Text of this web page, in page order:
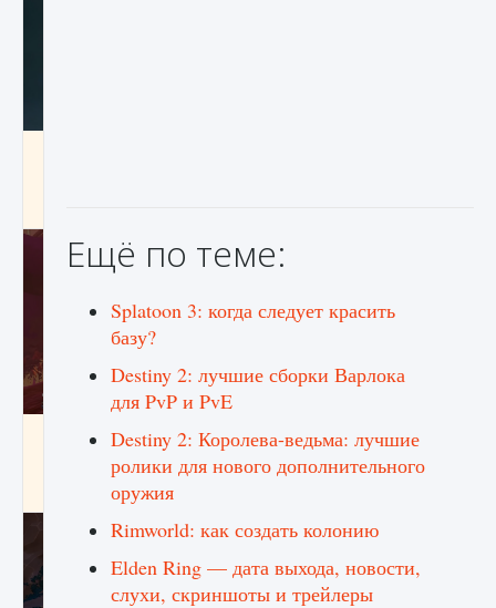
Как приручить существ джунглей Нари в
игре Creatures of Ava
9 августа 2024
Ещё по теме:
Splatoon 3: когда следует красить
базу?
Destiny 2: лучшие сборки Варлока
для PvP и PvE
Destiny 2: Королева-ведьма: лучшие
ролики для нового дополнительного
оружия
Rimworld: как создать колонию
Elden Ring — дата выхода, новости,
слухи, скриншоты и трейлеры